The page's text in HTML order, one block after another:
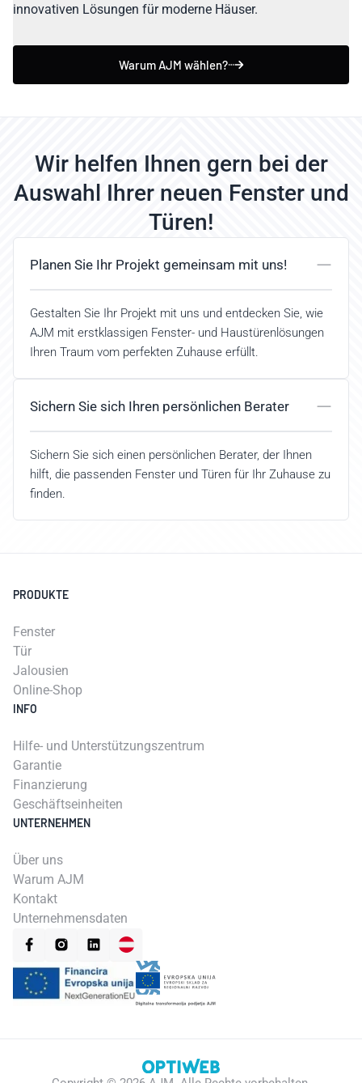
Warum AJM wählen?
innovativen Lösungen für moderne Häuser.
Wir helfen Ihnen gern bei der
Auswahl Ihrer neuen Fenster und
Türen!
Planen Sie Ihr Projekt gemeinsam mit uns!
Gestalten Sie Ihr Projekt mit uns und entdecken Sie, wie
AJM mit erstklassigen Fenster- und Haustürenlösungen
Ihren Traum vom perfekten Zuhause erfüllt.
Sichern Sie sich Ihren persönlichen Berater
Sichern Sie sich einen persönlichen Berater, der Ihnen
hilft, die passenden Fenster und Türen für Ihr Zuhause zu
finden.
PRODUKTE
Fenster
Tür
Jalousien
Online-Shop
INFO
Hilfe- und Unterstützungszentrum
Garantie
Finanzierung
Geschäftseinheiten
UNTERNEHMEN
Über uns
Warum AJM
Kontakt
Unternehmensdaten